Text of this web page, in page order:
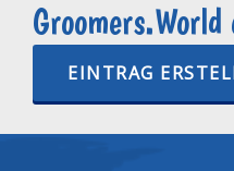
Groomers.World
EINTRAG